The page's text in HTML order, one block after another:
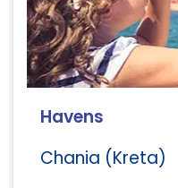
Havens
Chania (Kreta)